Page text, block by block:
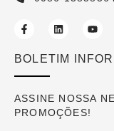
BOLETIM
ASSINE NOSSA
PROMOÇÕES!